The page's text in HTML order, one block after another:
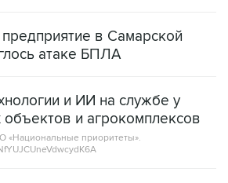
в Самарской
атаке БПЛА
и ИИ на службе у
объектов и агрокомплексов
«Национальные приоритеты».